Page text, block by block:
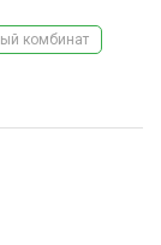
комбинат